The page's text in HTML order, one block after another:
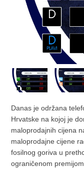
Danas je održana
Hrvatske na kojoj je
maloprodajnih cijena
maloprodajne cijene
fosilnog goriva u
ograničenom